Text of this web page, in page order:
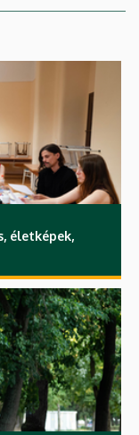
életképek,